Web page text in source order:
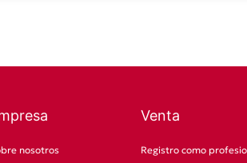
nosotros
Venta
Registro como